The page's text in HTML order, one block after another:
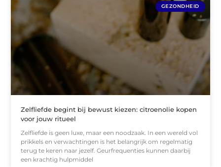
GEZONDHEID
Zelfliefde begint bij bewust kiezen: citroenolie kopen
voor jouw ritueel
Zelfliefde is geen luxe, maar een noodzaak. In een wereld vol
prikkels en verwachtingen is het belangrijk om regelmatig
terug te keren naar jezelf. Geurfrequenties kunnen daarbij
een krachtig hulpmiddel